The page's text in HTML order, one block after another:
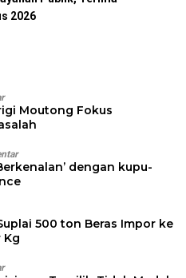
2026
Moutong Fokus
dengan kupu-
500 ton Beras Impor ke
Kg